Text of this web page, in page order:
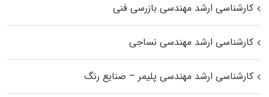
کارشناسی ارشد مهندسی بازرسی فنی
کارشناسی ارشد مهندسی نساجی
کارشناسی ارشد مهندسی پلیمر – صنایع رنگ